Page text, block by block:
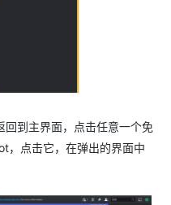
到主界面，点击任意一个免
，点击它，在弹出的界面中